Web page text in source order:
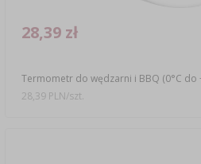
Termometr do wędzarni i BBQ (0°C do
28,39 zł
28,39 PLN/szt.